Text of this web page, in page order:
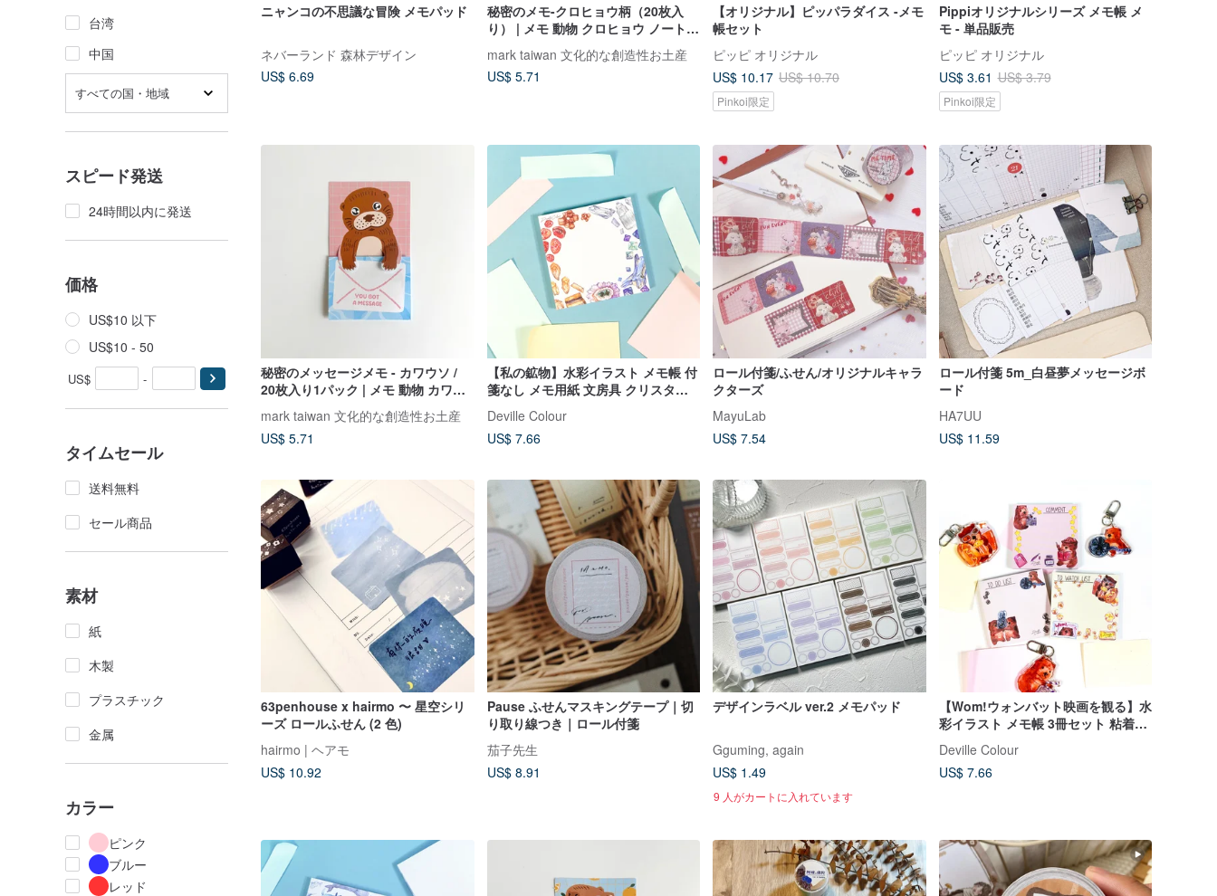
台湾
中国
すべての国・地域
スピード発送
24時間以内に発送
価格
US$10 以下
US$10 - 50
US$ -
タイムセール
送料無料
セール商品
素材
紙
木製
プラスチック
金属
カラー
ピンク
ブルー
レッド
ニャンコの不思議な冒険 メモパッド
ネバーランド 森林デザイン
US$ 6.69
秘密のメモ-クロヒョウ柄（20枚入
り） | メモ 動物 クロヒョウ ノート
mark taiwan 文化的な創造性お土産
US$ 5.71
【オリジナル】ピッパラダイス -メモ
帳セット
ピッピ オリジナル
US$ 10.17 US$ 10.70
Pinkoi限定
Pippiオリジナルシリーズ メモ帳 メ
モ - 単品販売
ピッピ オリジナル
US$ 3.61 US$ 3.79
Pinkoi限定
秘密のメッセージメモ - カワウソ /
20枚入り1パック | メモ 動物 カワウ
ソ ノート 便箋 文具
mark taiwan 文化的な創造性お土産
US$ 5.71
【私の鉱物】水彩イラスト メモ帳 付
箋なし メモ用紙 文房具 クリスタル
Deville Colour
US$ 7.66
ロール付箋/ふせん/オリジナルキャラ
クターズ
MayuLab
US$ 7.54
ロール付箋 5m_白昼夢メッセージボ
ード
HA7UU
US$ 11.59
63penhouse x hairmo 〜 星空シリ
ーズ ロールふせん (2 色)
hairmo | ヘアモ
US$ 10.92
Pause ふせんマスキングテープ｜切
り取り線つき｜ロール付箋
茄子先生
US$ 8.91
デザインラベル ver.2 メモパッド
Gguming, again
US$ 1.49
9 人がカートに入れています
【Wom!ウォンバット映画を観る】水
彩イラスト メモ帳 3冊セット 粘着な
し
Deville Colour
US$ 7.66